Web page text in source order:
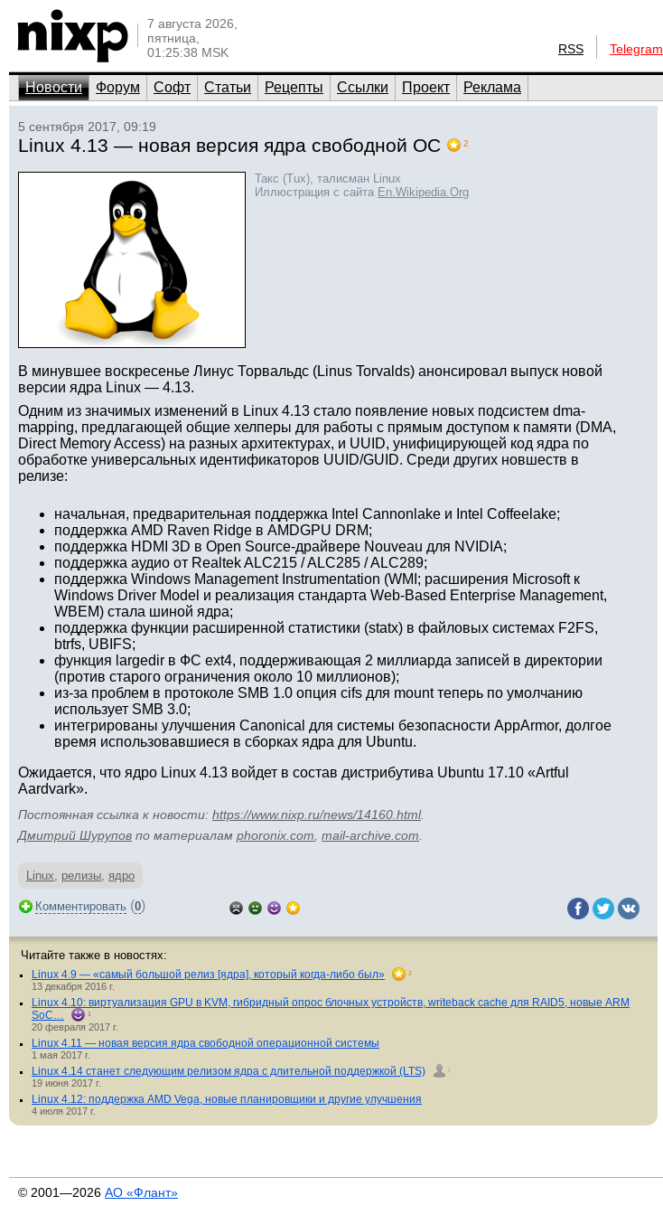
7 августа 2026,
пятница,
01:25:38 MSK
RSS Telegram
Новости Форум Софт Статьи Рецепты Ссылки Проект Реклама
5 сентября 2017, 09:19
Linux 4.13 — новая версия ядра свободной ОС 2
Такс (Tux), талисман Linux
Иллюстрация с сайта En.Wikipedia.Org
В минувшее воскресенье Линус Торвальдс (Linus Torvalds) анонсировал выпуск новой
версии ядра Linux — 4.13.
Одним из значимых изменений в Linux 4.13 стало появление новых подсистем dma-
mapping, предлагающей общие хелперы для работы с прямым доступом к памяти (DMA,
Direct Memory Access) на разных архитектурах, и UUID, унифицирующей код ядра по
обработке универсальных идентификаторов UUID/GUID. Среди других новшеств в
релизе:
начальная, предварительная поддержка Intel Cannonlake и Intel Coffeelake;
поддержка AMD Raven Ridge в AMDGPU DRM;
поддержка HDMI 3D в Open Source-драйвере Nouveau для NVIDIA;
поддержка аудио от Realtek ALC215 / ALC285 / ALC289;
поддержка Windows Management Instrumentation (WMI; расширения Microsoft к
Windows Driver Model и реализация стандарта Web-Based Enterprise Management,
WBEM) стала шиной ядра;
поддержка функции расширенной статистики (statx) в файловых системах F2FS,
btrfs, UBIFS;
функция largedir в ФС ext4, поддерживающая 2 миллиарда записей в директории
(против старого ограничения около 10 миллионов);
из-за проблем в протоколе SMB 1.0 опция cifs для mount теперь по умолчанию
использует SMB 3.0;
интегрированы улучшения Canonical для системы безопасности AppArmor, долгое
время использовавшиеся в сборках ядра для Ubuntu.
Ожидается, что ядро Linux 4.13 войдет в состав дистрибутива Ubuntu 17.10 «Artful
Aardvark».
Постоянная ссылка к новости: https://www.nixp.ru/news/14160.html.
Дмитрий Шурупов по материалам phoronix.com mail-archive.com
Linux, релизы, ядро
Комментировать (0)
Читайте также в новостях:
Linux 4.9 — «самый большой релиз [ядра], который когда-либо был» 2
13 декабря 2016 г.
Linux 4.10: виртуализация GPU в KVM, гибридный опрос блочных устройств, writeback cache для RAID5, новые ARM
SoC…
1
20 февраля 2017 г.
Linux 4.11 — новая версия ядра свободной операционной системы
1 мая 2017 г.
Linux 4.14 станет следующим релизом ядра с длительной поддержкой (LTS) 1
19 июня 2017 г.
Linux 4.12: поддержка AMD Vega, новые планировщики и другие улучшения
4 июля 2017 г.
© 2001—2026 АО «Флант»